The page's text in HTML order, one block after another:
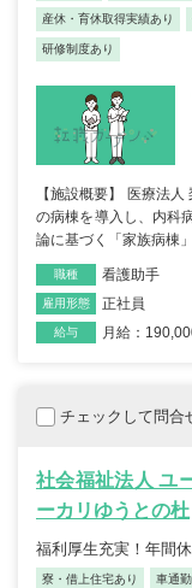
産休・育休取得実績あり
研修制度あり
【施設概要】 医療法
の病棟を導入し、内科
論に基づく「家族病棟」
職種 看護助手
雇用形態 正社員
給与 月給：
チェックして問合
社会福祉法人 ユ
ーカリゆうとの杜
福利厚生充実！年間
寮・借上住宅あり 車通